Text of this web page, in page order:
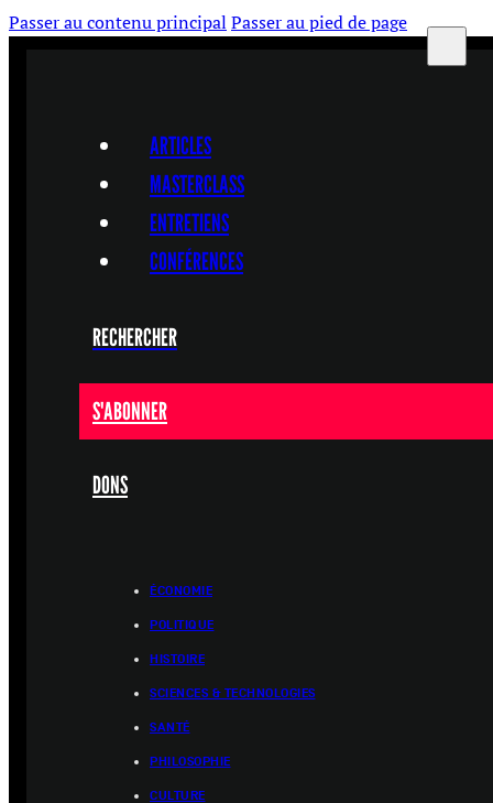
Passer au contenu principal Passer au pied de page
ARTICLES
MASTERCLASS
ENTRETIENS
CONFÉRENCES
RECHERCHER
S'ABONNER
DONS
ÉCONOMIE
POLITIQUE
HISTOIRE
SCIENCES & TECHNOLOGIES
SANTÉ
PHILOSOPHIE
CULTURE